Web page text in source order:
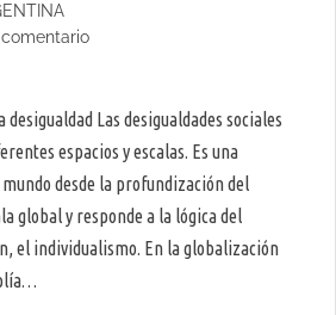
comentario
Las desigualdades sociales
espacios y escalas. Es una
desde la profundización del
global y responde a la lógica del
el individualismo. En la globalización